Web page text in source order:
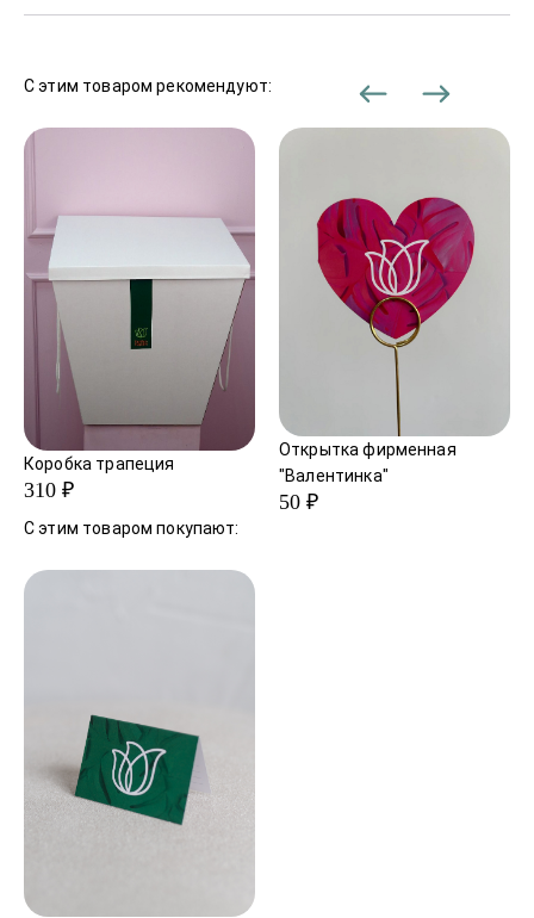
заказа.
Стоимость доставки от 330 Р, в зависимости от
С этим товаром рекомендуют:
Коробка трапеция
310 ₽
Открытка фирменная
"Валентинка"
50 ₽
С этим товаром покупают: